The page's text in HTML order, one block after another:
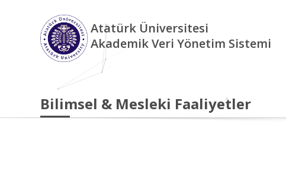
Atatürk Üniversitesi
Akademik Veri Yönetim Sistemi
Bilimsel & Mesleki Faaliyetler